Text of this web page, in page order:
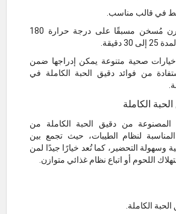
في قالب مناسب.
يُخبز في فرن مُسخن مسبقًا على درجة حرارة 180
دقيقة.
صحية متنوعة يمكن إدراجها ضمن
من فوائد دقيق الحبة الكاملة في
الكاملة
المصنوعة من دقيق الحبة الكاملة من
لنظام الطيبات، حيث تجمع بين
وسهولة التحضير، كما تُعد خيارًا جيدًا لمن
اللحوم أو اتباع نظام غذائي متوازن.
الكاملة.